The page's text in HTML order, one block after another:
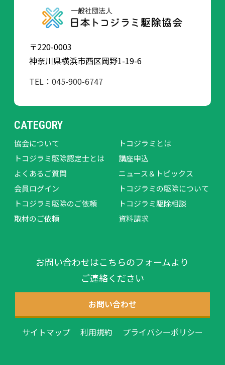
〒220-0003
神奈川県横浜市西区岡野1-19-6
TEL：045-900-6747
CATEGORY
協会について
トコジラミとは
トコジラミ駆除認定士とは
講座申込
よくあるご質問
ニュース＆トピックス
会員ログイン
トコジラミの駆除について
トコジラミ駆除のご依頼
トコジラミ駆除相談
取材のご依頼
資料請求
お問い合わせはこちらのフォームより
ご連絡ください
お問い合わせ
サイトマップ 利用規約 プライバシーポリシー